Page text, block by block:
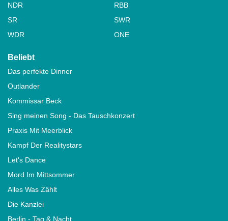
NDR
RBB
SR
SWR
WDR
ONE
Beliebt
Das perfekte Dinner
Outlander
Kommissar Beck
Sing meinen Song - Das Tauschkonzert
Praxis Mit Meerblick
Kampf Der Realitystars
Let's Dance
Mord Im Mittsommer
Alles Was Zählt
Die Kanzlei
Berlin - Tag & Nacht